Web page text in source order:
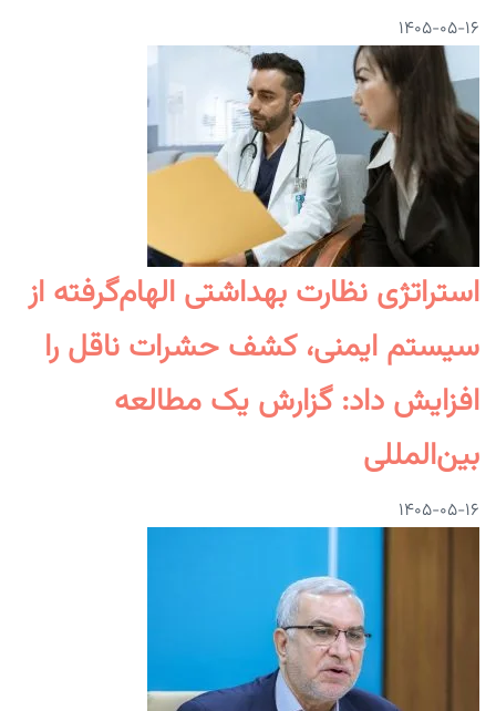
۱۴۰۵-۰۵-۱۶
استراتژی نظارت بهداشتی الهام‌گرفته از
سیستم ایمنی، کشف حشرات ناقل را
افزایش داد: گزارش یک مطالعه
بین‌المللی
۱۴۰۵-۰۵-۱۶